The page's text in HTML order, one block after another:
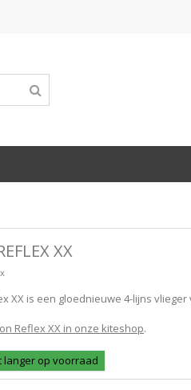
XX
XX is een gloednieuwe 4-lijns
Reflex XX in onze kiteshop.
langer op voorraad